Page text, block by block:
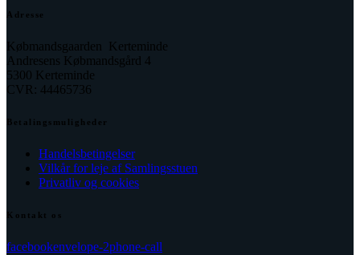
Adresse
Købmandsgaarden Kerteminde
Andresens Købmandsgård 4
5300 Kerteminde
CVR: 44465736
Betalingsmuligheder
Handelsbetingelser
Vilkår for leje af Samlingsstuen
Privatliv og cookies
Kontakt os
facebookenvelope-2phone-call